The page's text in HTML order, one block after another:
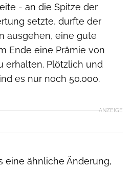
- an die Spitze der
setzte, durfte der
ausgehen, eine gute
Ende eine Prämie von
erhalten. Plötzlich und
es nur noch 50.000.
ANZEIGE
eine ähnliche Änderung,